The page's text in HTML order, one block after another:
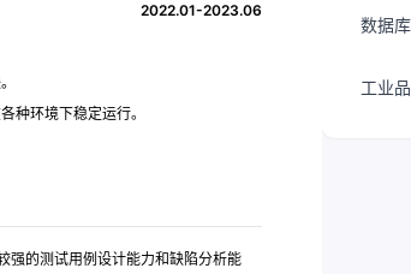
数据
工业
2022.01-2023.06
种环境下稳定运行。
强的测试用例设计能力和缺陷分析能